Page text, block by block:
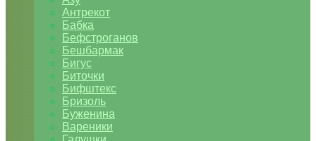
Антрекот
Бабка
Бефстроганов
Бешбармак
Бигус
Биточки
Бифштекс
Бризоль
Буженина
Вареники